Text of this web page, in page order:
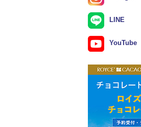
LINE
YouTube